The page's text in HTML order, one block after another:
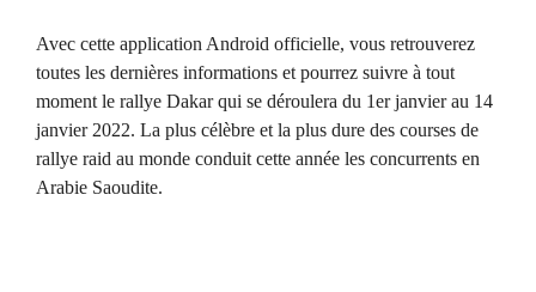
Avec cette application Android officielle, vous retrouverez
toutes les dernières informations et pourrez suivre à tout
moment le rallye Dakar qui se déroulera du 1er janvier au 14
janvier 2022. La plus célèbre et la plus dure des courses de
rallye raid au monde conduit cette année les concurrents en
Arabie Saoudite.